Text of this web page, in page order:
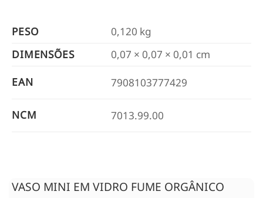
PESO
0,120 kg
DIMENSÕES
0,07 × 0,07 × 0,01 cm
EAN 7908103777429
NCM 7013.99.00
VASO MINI EM VIDRO FUME ORGÂNICO